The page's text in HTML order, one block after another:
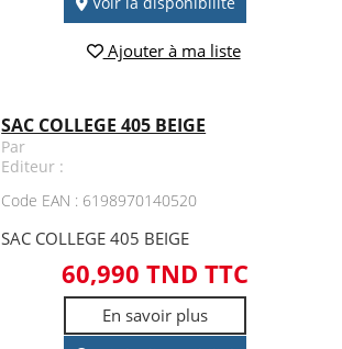
Ajouter à ma liste
SAC COLLEGE 405 BEIGE
Par
Editeur :
Code EAN : 6198970140520
SAC COLLEGE 405 BEIGE
60,990 TND TTC
En savoir plus